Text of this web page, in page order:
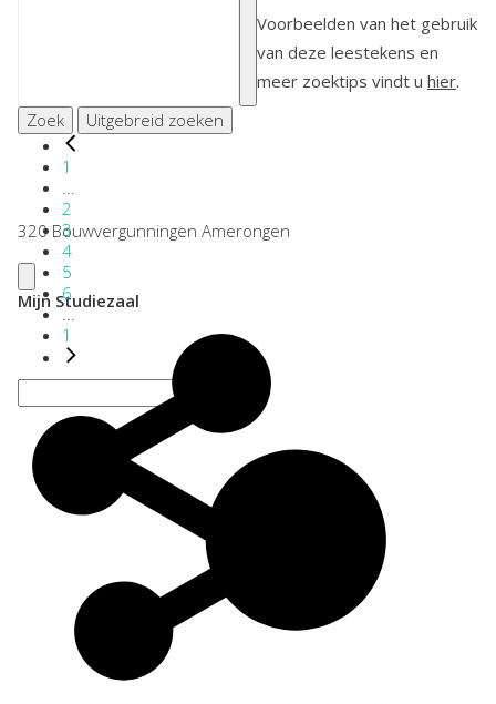
Voorbeelden van het gebruik
van deze leestekens en
meer zoektips vindt u hier.
Zoek
Uitgebreid zoeken
1
2
3
4
5
6
...
1
320 Bouwvergunningen Amerongen
Mijn Studiezaal